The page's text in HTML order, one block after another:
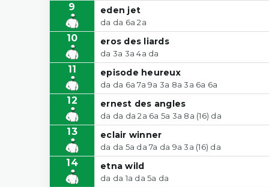
9 eden jet
da da 6a 2a
10 eros des liards
da 3a 3a 4a da
11 episode heureux
da da 6a 7a 9a 3a 8a 3a 6a 6a
12 ernest des angles
da da da 2a 6a 5a 3a 8a (16) da
13 eclair winner
da da 5a da 7a da 9a 3a (16) da
14 etna wild
da da 1a da 5a da